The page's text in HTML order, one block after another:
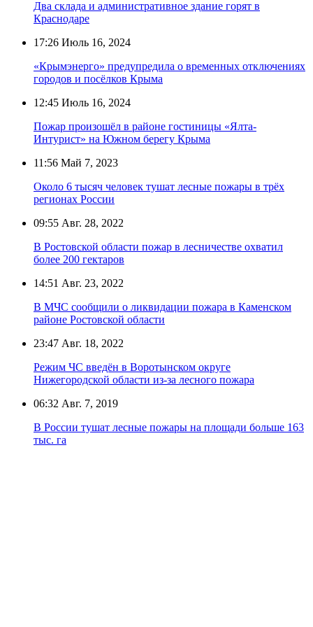
Два склада и административное здание горят в
Краснодаре
17:26 Июль 16, 2024
«Крымэнерго» предупредила о временных отключениях
городов и посёлков Крыма
12:45 Июль 16, 2024
Пожар произошёл в районе гостиницы «Ялта-
Интурист» на Южном берегу Крыма
11:56 Май 7, 2023
Около 6 тысяч человек тушат лесные пожары в трёх
регионах России
09:55 Авг. 28, 2022
В Ростовской области пожар в лесничестве охватил
более 200 гектаров
14:51 Авг. 23, 2022
В МЧС сообщили о ликвидации пожара в Каменском
районе Ростовской области
23:47 Авг. 18, 2022
Режим ЧС введён в Воротынском округе
Нижегородской области из-за лесного пожара
06:32 Авг. 7, 2019
В России тушат лесные пожары на площади больше 163
тыс. га